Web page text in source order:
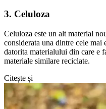
3. Celuloza
Celuloza este un alt material
considerata una dintre cele
datorita materialului din care e
materiale similare reciclate.
Citește și